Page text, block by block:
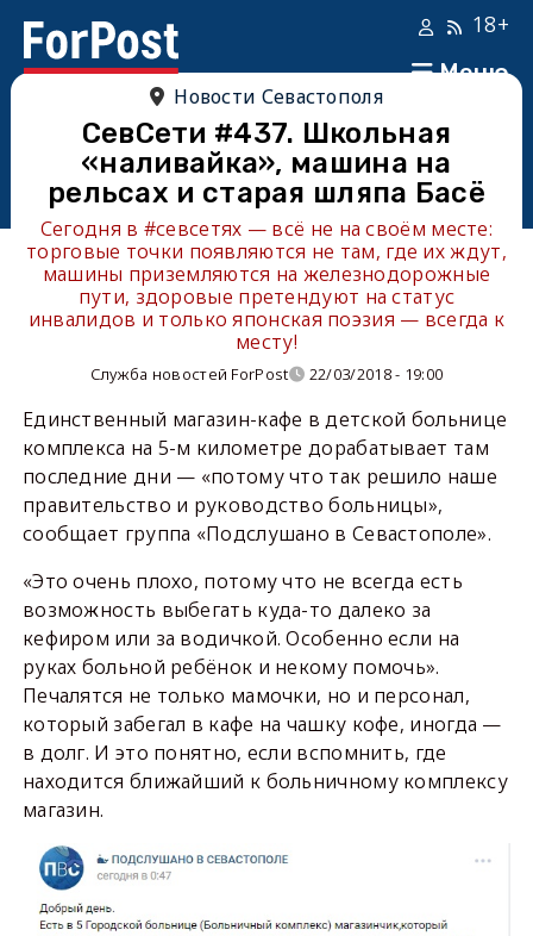
Меню
18+
Новости Севастополя
СевСети #437. Школьная
«наливайка», машина на
рельсах и старая шляпа Басё
Сегодня в #севсетях — всё не на своём месте:
торговые точки появляются не там, где их ждут,
машины приземляются на железнодорожные
пути, здоровые претендуют на статус
инвалидов и только японская поэзия — всегда к
месту!
Служба новостей ForPost 22/03/2018 - 19:00
Единственный магазин-кафе в детской больнице
комплекса на 5-м километре дорабатывает там
последние дни — «потому что так решило наше
правительство и руководство больницы»,
сообщает группа «Подслушано в Севастополе».
«Это очень плохо, потому что не всегда есть
возможность выбегать куда-то далеко за
кефиром или за водичкой. Особенно если на
руках больной ребёнок и некому помочь».
Печалятся не только мамочки, но и персонал,
который забегал в кафе на чашку кофе, иногда —
в долг. И это понятно, если вспомнить, где
находится ближайший к больничному комплексу
магазин.